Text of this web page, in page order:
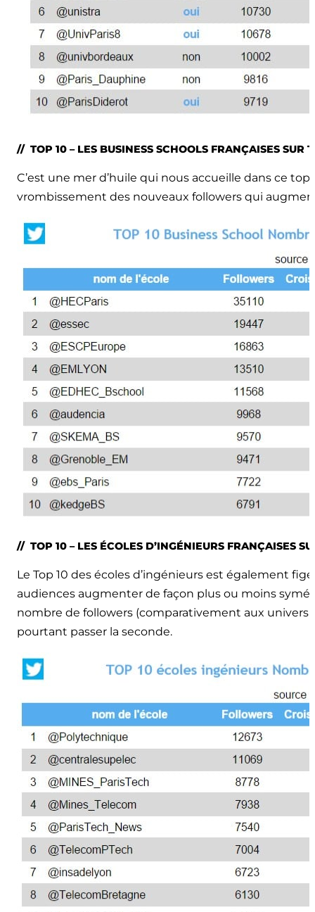
// TOP 10 – LES BUSINESS SCHOOLS FRANÇAISES SUR
C’est une mer d’huile qui nous accueille dans ce
vrombissement des nouveaux followers qui
// TOP 10 – LES ÉCOLES D’INGÉNIEURS FRANÇAISES
Le Top 10 des écoles d’ingénieurs est également
audiences augmenter de façon plus ou moins
nombre de followers (comparativement aux
pourtant passer la seconde.